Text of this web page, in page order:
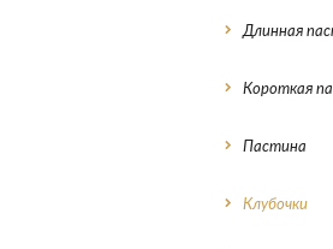
Длинная
Короткая
Пастина
Клубочки